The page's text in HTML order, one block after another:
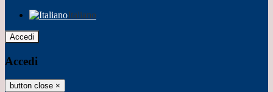
Italiano
Accedi
Accedi
button close ×